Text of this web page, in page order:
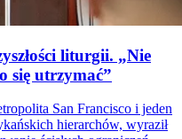
liturgii. „Nie
się utrzymać”
San Francisco i jeden
hierarchów, wyraził